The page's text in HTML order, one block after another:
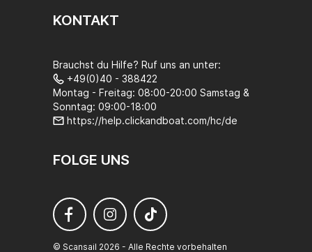
KONTAKT
Brauchst du Hilfe? Ruf uns an unter:
+49(0)40 - 388422
Montag - Freitag: 08:00-20:00 Samstag &
Sonntag: 09:00-18:00
https://help.clickandboat.com/hc/de
FOLGE UNS
© Scansail 2026 - Alle Rechte vorbehalten